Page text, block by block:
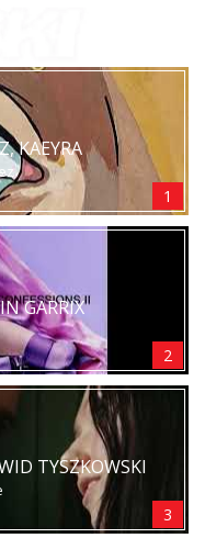
KAEYRA
1
GARRIX
2
TYSZKOWSKI
3